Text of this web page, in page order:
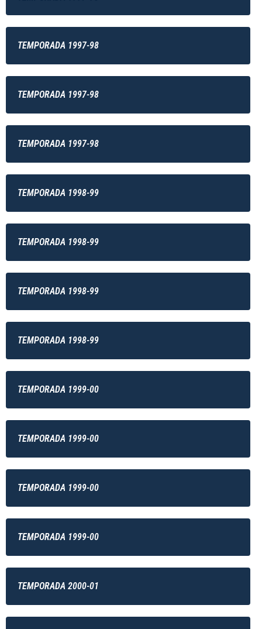
TEMPORADA 1997-98
TEMPORADA 1997-98
TEMPORADA 1997-98
TEMPORADA 1998-99
TEMPORADA 1998-99
TEMPORADA 1998-99
TEMPORADA 1998-99
TEMPORADA 1999-00
TEMPORADA 1999-00
TEMPORADA 1999-00
TEMPORADA 1999-00
TEMPORADA 2000-01